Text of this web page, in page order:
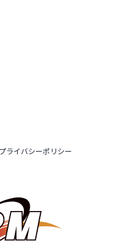
プライバシーポリシー